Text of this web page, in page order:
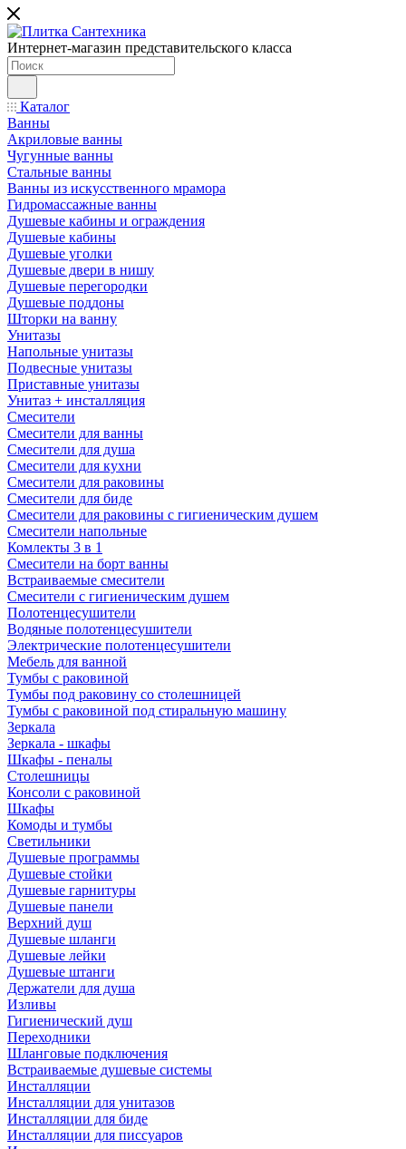
Интернет-магазин представительского класса
Каталог
Ванны
Акриловые ванны
Чугунные ванны
Стальные ванны
Ванны из искусственного мрамора
Гидромассажные ванны
Душевые кабины и ограждения
Душевые кабины
Душевые уголки
Душевые двери в нишу
Душевые перегородки
Душевые поддоны
Шторки на ванну
Унитазы
Напольные унитазы
Подвесные унитазы
Приставные унитазы
Унитаз + инсталляция
Смесители
Смесители для ванны
Смесители для душа
Смесители для кухни
Смесители для раковины
Смесители для биде
Смесители для раковины с гигиеническим душем
Смесители напольные
Комлекты 3 в 1
Смесители на борт ванны
Встраиваемые смесители
Смесители с гигиеническим душем
Полотенцесушители
Водяные полотенцесушители
Электрические полотенцесушители
Мебель для ванной
Тумбы с раковиной
Тумбы под раковину со столешницей
Тумбы с раковиной под стиральную машину
Зеркала
Зеркала - шкафы
Шкафы - пеналы
Столешницы
Консоли с раковиной
Шкафы
Комоды и тумбы
Светильники
Душевые программы
Душевые стойки
Душевые гарнитуры
Душевые панели
Верхний душ
Душевые шланги
Душевые лейки
Душевые штанги
Держатели для душа
Изливы
Гигиенический душ
Переходники
Шланговые подключения
Встраиваемые душевые системы
Инсталляции
Инсталляции для унитазов
Инсталляции для биде
Инсталляции для писсуаров